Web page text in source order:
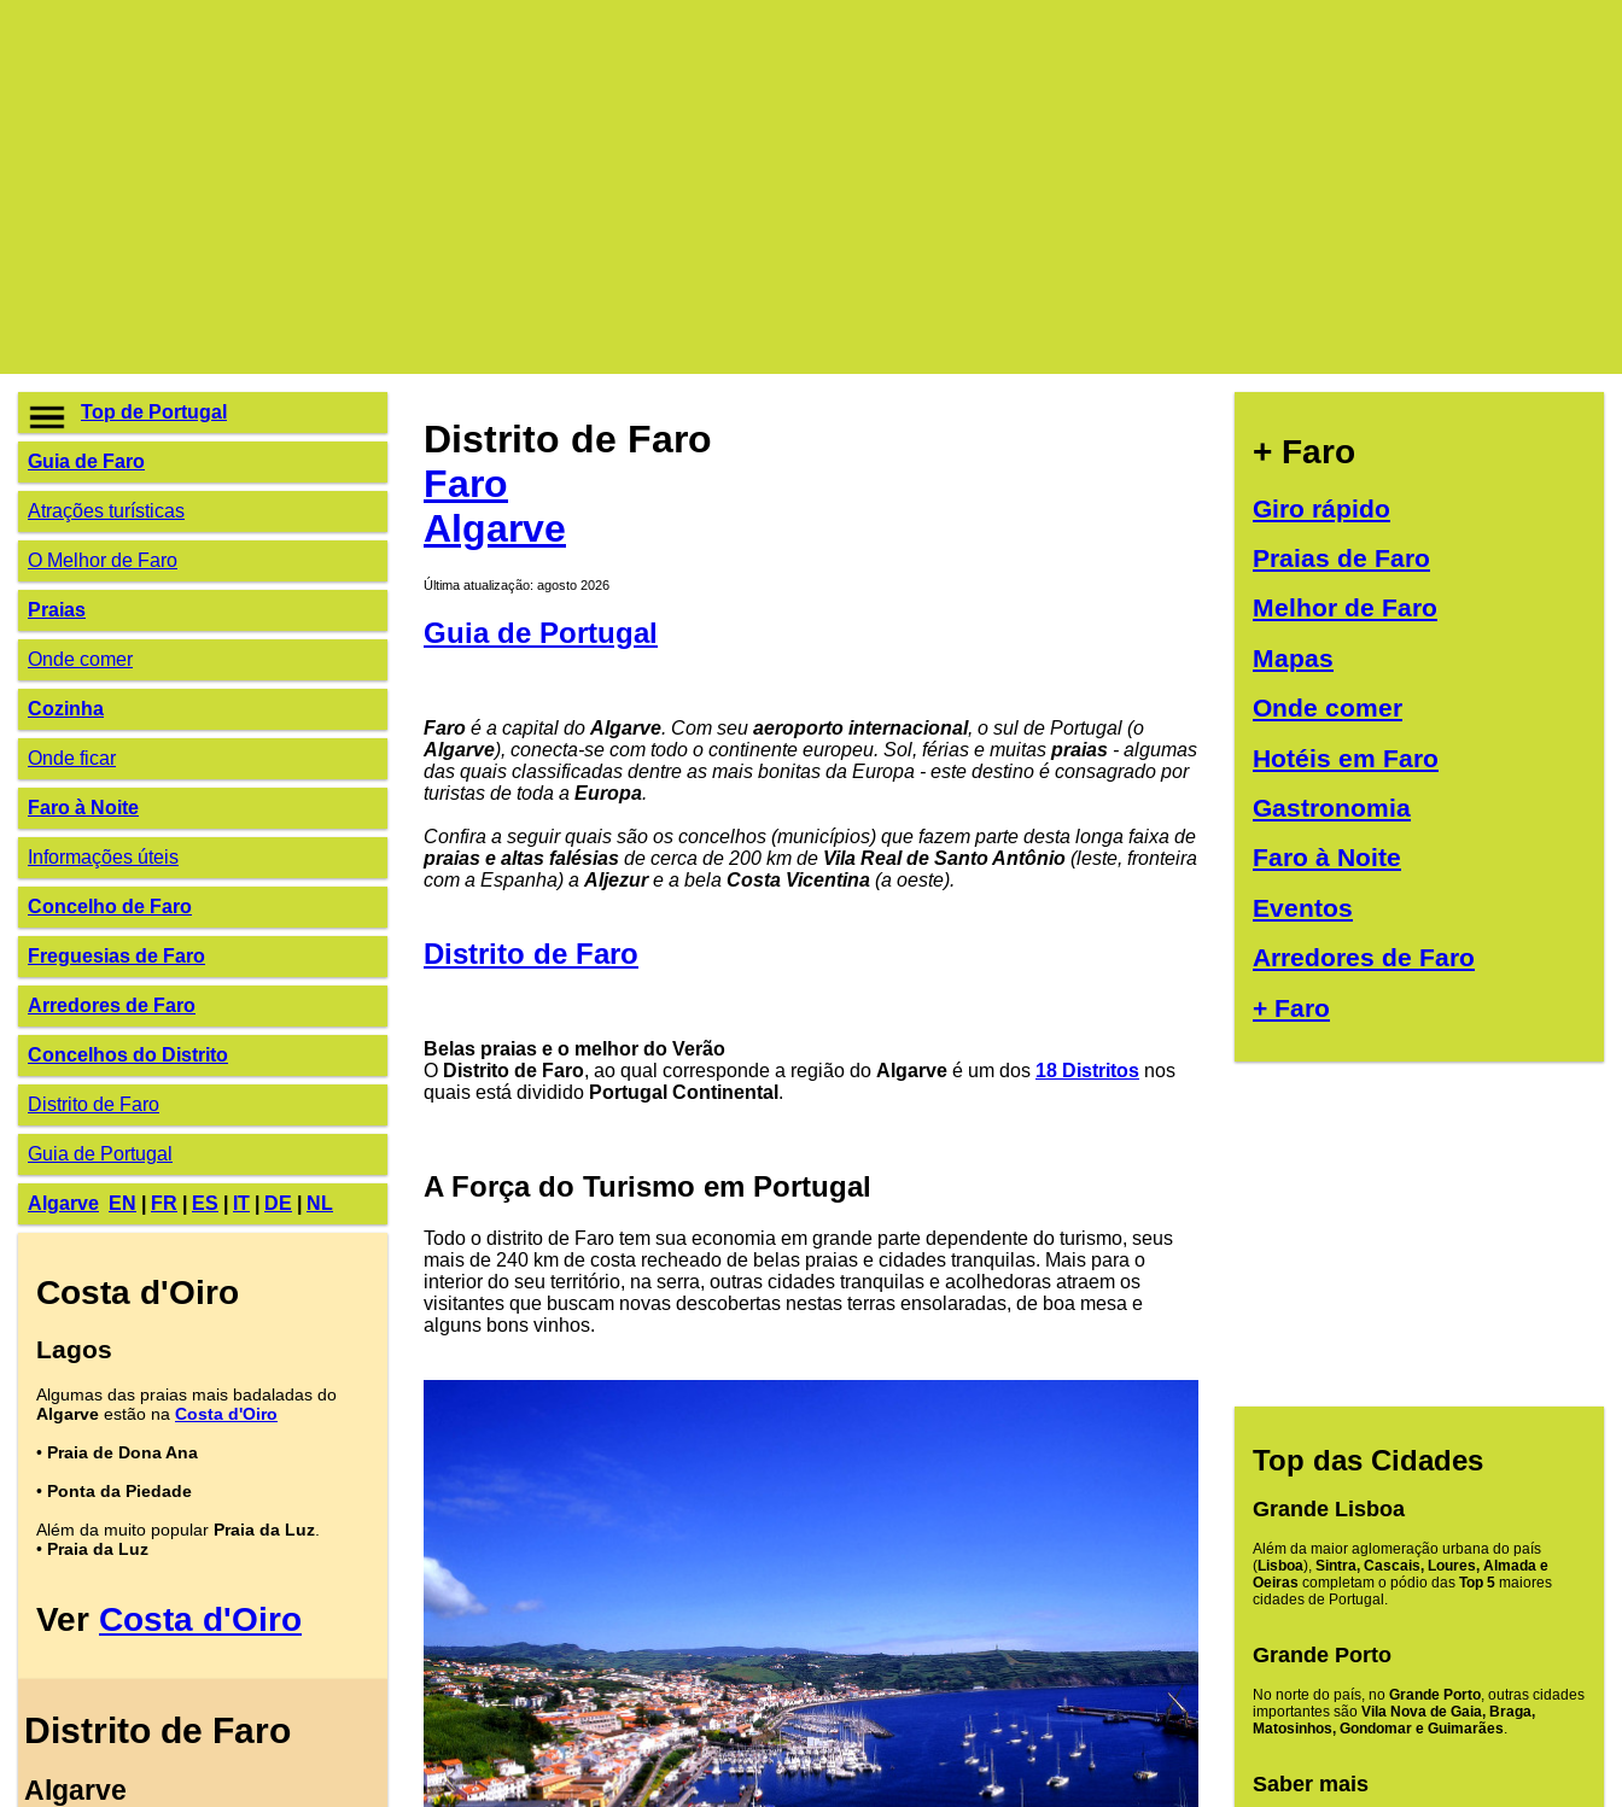
Top de Portugal
Guia de Faro
Atrações turísticas
O Melhor de Faro
Praias
Onde comer
Cozinha
Onde ficar
Faro à Noite
Informações úteis
Concelho de Faro
Freguesias de Faro
Arredores de Faro
Concelhos do Distrito
Distrito de Faro
Guia de Portugal
Algarve EN FR ES IT DE NL
Costa d'Oiro
Lagos
Algumas das praias mais badaladas do
Algarve estão na Costa d'Oiro
• Praia de Dona Ana
• Ponta da Piedade
Além da muito popular Praia da Luz
• Praia da Luz
Ver Costa d'Oiro
Distrito de Faro
Algarve
Distrito de Faro
Faro
Algarve
Última atualização: agosto 2026
Guia de Portugal
Faro é a capital do Algarve. Com seu aeroporto internacional, o sul de Portugal (o
Algarve), conecta-se com todo o continente europeu. Sol, férias e muitas praias - algumas
das quais classificadas dentre as mais bonitas da Europa - este destino é consagrado por
turistas de toda a Europa.
Confira a seguir quais são os concelhos (municípios) que fazem parte desta longa faixa de
praias e altas falésias de cerca de 200 km de Vila Real de Santo Antônio (leste, fronteira
com a Espanha) a Aljezure a bela Costa Vicentina (a oeste).
Distrito de Faro
Belas praias e o melhor do Verão
O Distrito de Faro, ao qual corresponde a região do Algarve é um dos 18 Distritos nos
quais está dividido Portugal Continental .
A Força do Turismo em Portugal
Todo o distrito de Faro tem sua economia em grande parte dependente do turismo, seus
mais de 240 km de costa recheado de belas praias e cidades tranquilas. Mais para o
interior do seu território, na serra, outras cidades tranquilas e acolhedoras atraem os
visitantes que buscam novas descobertas nestas terras ensolaradas, de boa mesa e
alguns bons vinhos.
+ Faro
Giro rápido
Praias de Faro
Melhor de Faro
Mapas
Onde comer
Hotéis em Faro
Gastronomia
Faro à Noite
Eventos
Arredores de Faro
+ Faro
Top das Cidades
Grande Lisboa
Além da maior aglomeração urbana do país
(Lisboa), Sintra, Cascais, Loures, Almada e
Oeiras completam o pódio das Top 5 maiores
cidades de Portugal.
Grande Porto
No norte do país, no Grande Porto, outras cidades
importantes são Vila Nova de Gaia, Braga,
Matosinhos, Gondomar e Guimarães.
Saber mais